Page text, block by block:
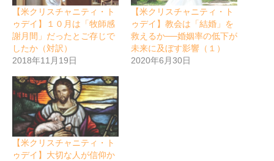
【米クリスチャニティ・ト
ゥデイ】１０月は「牧師感
謝月間」だったとご存じで
したか（対訳）
2018年11月19日
【米クリスチャニティ・ト
ゥデイ】教会は「結婚」を
救えるか──婚姻率の低下が
未来に及ぼす影響（１）
2020年6月30日
【米クリスチャニティ・ト
ゥデイ】大切な人が信仰か